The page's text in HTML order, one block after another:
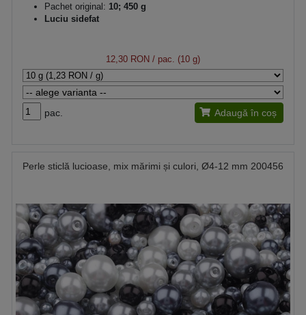
Pachet original: 10; 450 g
Luciu sidefat
12,30 RON / pac. (10 g)
pac. Adaugă în coș
Perle sticlă lucioase, mix mărimi și culori, Ø4-12 mm 200456